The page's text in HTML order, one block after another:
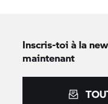
Inscris-toi à la
maintenant